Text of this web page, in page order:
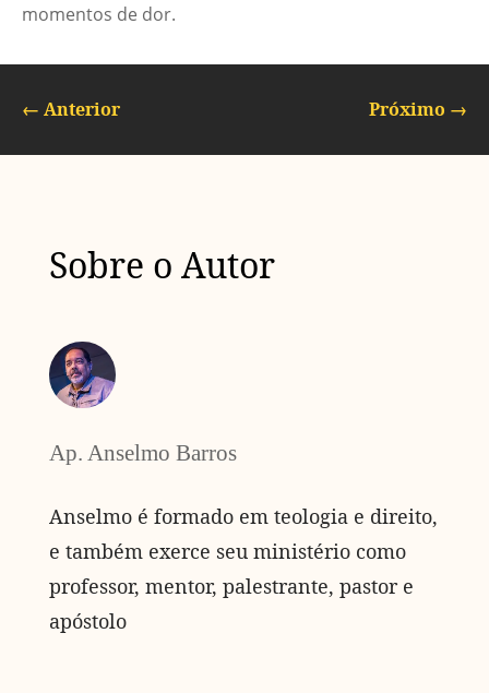
momentos de dor.
← Anterior Próximo →
Sobre o Autor
Ap. Anselmo Barros
Anselmo é formado em teologia e direito,
e também exerce seu ministério como
professor, mentor, palestrante, pastor e
apóstolo